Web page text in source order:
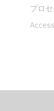
プロ